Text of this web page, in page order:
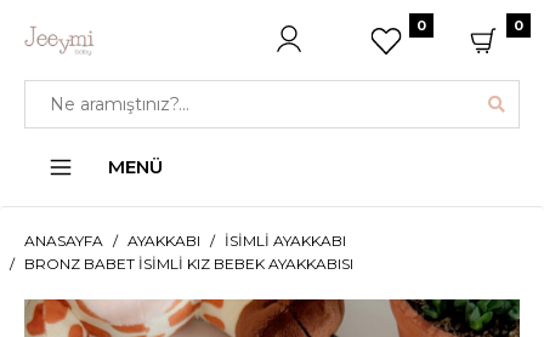
0 0
MENÜ
ANASAYFA AYAKKABI
İSIMLI AYAKKABI
BRONZ BABET İSIMLI KIZ BEBEK AYAKKABISI